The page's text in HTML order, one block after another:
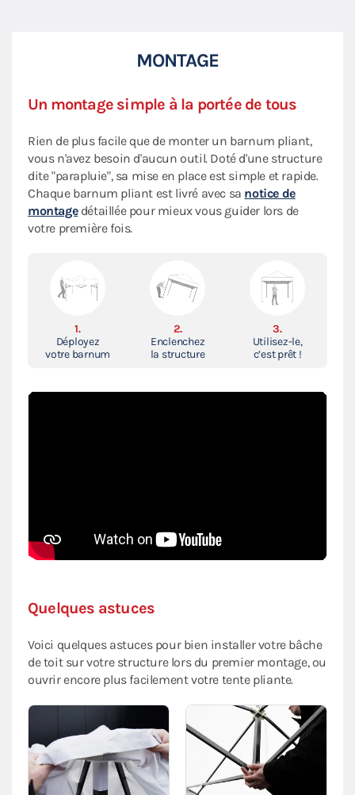
MONTAGE
Un montage simple à la portée de tous
Rien de plus facile que de monter un barnum pliant,
vous n'avez besoin d'aucun outil. Doté d'une structure
dite "parapluie", sa mise en place est simple et rapide.
Chaque barnum pliant est livré avec sa notice de
montagedétaillée pour mieux vous guider lors de
votre première fois.
1.
Déployez
votre barnum
2.
Enclenchez
la structure
3.
Utilisez-le,
c’est prêt !
Quelques astuces
Voici quelques astuces pour bien installer votre bâche
de toit sur votre structure lors du premier montage, ou
ouvrir encore plus facilement votre tente pliante.